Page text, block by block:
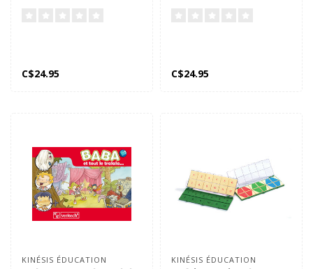
C$24.95 C$24.95
KINÉSIS ÉDUCATION KINÉSIS ÉDUCATION